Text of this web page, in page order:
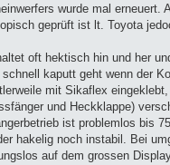
wurde mal
geprüft ist lt. Toyota
oft hektisch hin und her
kaputt geht wenn der
mit Sikaflex
und Heckklappe)
ist problemlos bis
hakelig noch instabil. Bei
auf dem grossen